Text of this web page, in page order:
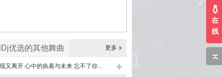
优选的其他舞曲 更多
出现又离开 心中的执着与未来 忘不了你的爱 中文流行PG车载DJ串烧
在
线